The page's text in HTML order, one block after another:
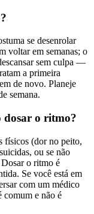
se desenrolar
voltar em semanas; o
sem culpa —
a primeira
de novo. Planeje
semana.
dosar o ritmo?
físicos (dor no peito,
ou se não
Dosar o ritmo é
Se você está em
com um médico
e não é